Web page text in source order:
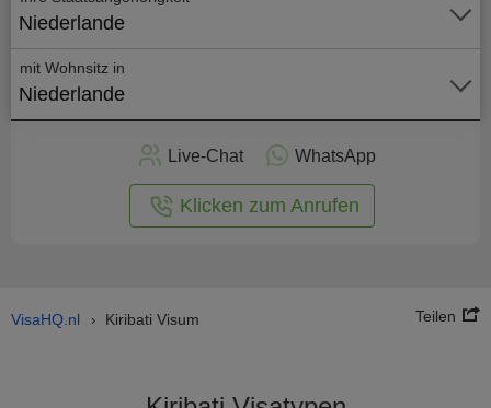
Niederlande
mit Wohnsitz in
Niederlande
Live-Chat WhatsApp
Klicken zum Anrufen
VisaHQ.nl › Kiribati Visum Teilen